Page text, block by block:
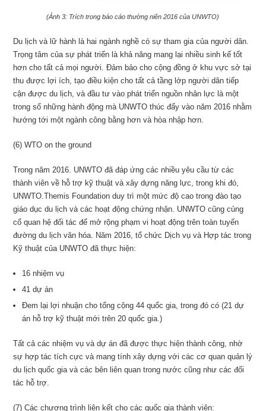
(Ảnh 3: Trích trong báo cáo thường niên 2016 của UNWTO)
Du lịch và lữ hành là hai ngành nghề có sự tham gia của người dân.
Trọng tâm của sự phát triển là khả năng mang lại nhiều sinh kế tốt
hơn cho tất cả mọi người. Đảm bảo cho cộng đồng ở khu vực sở tại
thu được lợi ích, tạo điều kiện cho tất cả tầng lớp người dân tiếp
cận được du lịch, và đầu tư vào phát triển nguồn nhân lực là một
trong số những hành động mà UNWTO thúc đẩy vào năm 2016 nhằm
hướng tới một ngành công bằng hơn và hòa nhập hơn.
(6) WTO on the ground
Trong năm 2016. UNWTO đã đáp ứng các nhiều yêu cầu từ các
thành viên về hỗ trợ kỹ thuật và xây dựng năng lực, trong khi đó,
UNWTO.Themis Foundation duy trì một mức độ cao trong đào tạo
giáo dục du lịch và các hoạt động chứng nhận. UNWTO cũng củng
cố quan hệ đối tác để mở rộng phạm vi hoạt động trên toàn tuyến
đường du lịch văn hóa. Năm 2016, tổ chức Dịch vụ và Hợp tác trong
Kỹ thuật của UNWTO đã thực hiện:
16 nhiệm vụ
41 dự án
Đem lại lợi nhuận cho tổng cộng 44 quốc gia, trong đó có (21 dự
án hỗ trợ kỹ thuật mới trên 20 quốc gia.)
Tất cả các nhiệm vụ và dự án đã được thực hiện thành công, nhờ
sự hợp tác tích cực và mang tính xây dựng với các cơ quan quản lý
du lịch quốc gia và các bên liên quan trong nước cũng như các đối
tác hỗ trợ.
(7) Các chương trình liên kết cho các quốc gia thành viên: